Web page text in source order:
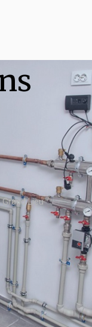
Lieu